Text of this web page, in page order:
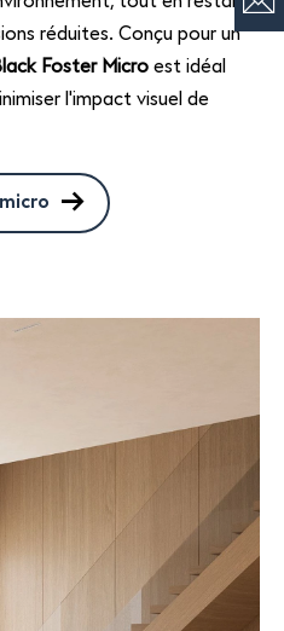
réduites. Conçu pour un
Foster Microest idéal
l'impact visuel de